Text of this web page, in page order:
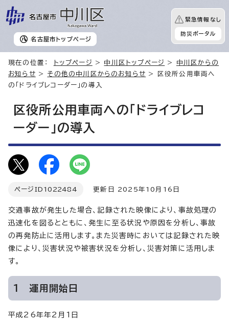
名古屋市 トップページ
緊急情報なし
防災ポータル
現在の位置： トップページ > 中川区トップページ > 中川区からの
お知らせ > その他の中川区からのお知らせ > 区役所公用車両へ
の「ドライブレコーダー」の導入
区役所公用車両への「ドライブレコ
ーダー」の導入
ページID 1022484 更新日 2025年10月16日
交通事故が発生した場合、記録された映像により、事故処理の
迅速化を図るとともに、発生に至る状況や原因を分析し、事故
の再発防止に活用します。また災害時においては記録された映
像により、災害状況や被害状況を分析し、災害対策に活用しま
す。
1 運用開始日
平成26年年2月1日